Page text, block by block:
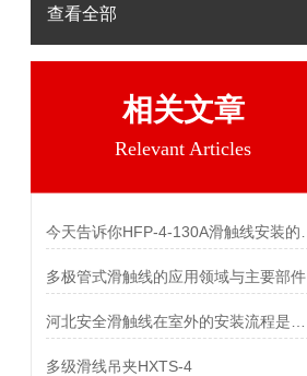
查看全部
相关文章
Relevant Articles
多极管式滑触线的应用领域与主要部件
多级滑线吊夹HXTS-4